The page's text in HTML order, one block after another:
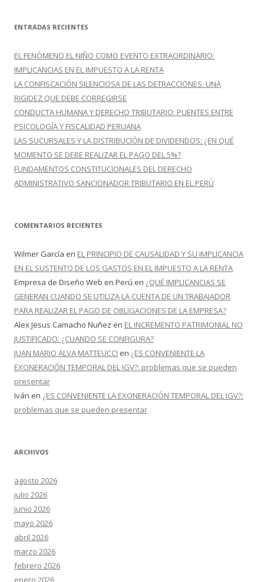
c
r
:
ENTRADAS RECIENTES
EL FENÓMENO EL NIÑO COMO EVENTO EXTRAORDINARIO:
IMPLICANCIAS EN EL IMPUESTO A LA RENTA
LA CONFISCACIÓN SILENCIOSA DE LAS DETRACCIONES: UNA
RIGIDEZ QUE DEBE CORREGIRSE
CONDUCTA HUMANA Y DERECHO TRIBUTARIO: PUENTES ENTRE
PSICOLOGÍA Y FISCALIDAD PERUANA
LAS SUCURSALES Y LA DISTRIBUCIÓN DE DIVIDENDOS: ¿EN QUÉ
MOMENTO SE DEBE REALIZAR EL PAGO DEL 5%?
FUNDAMENTOS CONSTITUCIONALES DEL DERECHO
ADMINISTRATIVO SANCIONADOR TRIBUTARIO EN EL PERÚ
COMENTARIOS RECIENTES
Wilmer García en EL PRINCIPIO DE CAUSALIDAD Y SU IMPLICANCIA
EN EL SUSTENTO DE LOS GASTOS EN EL IMPUESTO A LA RENTA
Empresa de Diseño Web en Perú en ¿QUÉ IMPLICANCIAS SE
GENERAN CUANDO SE UTILIZA LA CUENTA DE UN TRABAJADOR
PARA REALIZAR EL PAGO DE OBLIGACIONES DE LA EMPRESA?
Alex Jesus Camacho Nuñez en EL INCREMENTO PATRIMONIAL NO
JUSTIFICADO: ¿CUANDO SE CONFIGURA?
JUAN MARIO ALVA MATTEUCCI en ¿ES CONVENIENTE LA
EXONERACIÓN TEMPORAL DEL IGV?: problemas que se pueden
presentar
Iván en ¿ES CONVENIENTE LA EXONERACIÓN TEMPORAL DEL IGV?:
problemas que se pueden presentar
ARCHIVOS
agosto 2026
julio 2026
junio 2026
mayo 2026
abril 2026
marzo 2026
febrero 2026
enero 2026